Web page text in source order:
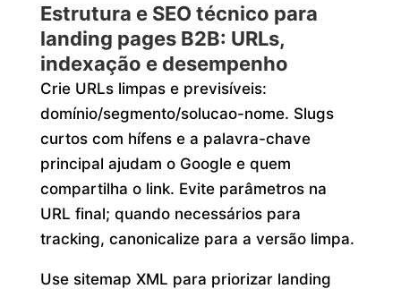
Estrutura e SEO técnico para
landing pages B2B: URLs,
indexação e desempenho
Crie URLs limpas e previsíveis:
domínio/segmento/solucao-nome. Slugs
curtos com hífens e a palavra-chave
principal ajudam o Google e quem
compartilha o link. Evite parâmetros na
URL final; quando necessários para
tracking, canonicalize para a versão limpa.
Use sitemap XML para priorizar landing